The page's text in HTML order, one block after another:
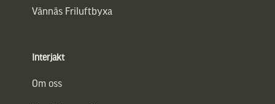
Vännäs Friluftbyxa
Interjakt
Om oss